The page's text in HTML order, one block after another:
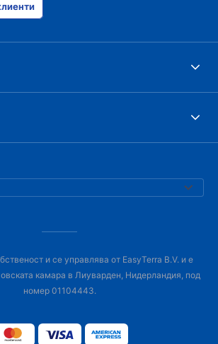
и се управлява от EasyTerra B.V. и е
камара в Лиуварден, Нидерландия, под
номер 01104443.